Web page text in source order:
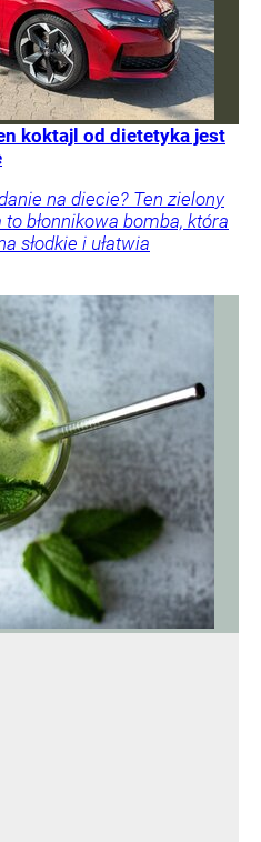
koktajl od dietetyka jest
na diecie? Ten zielony
błonnikowa bomba, która
słodkie i ułatwia